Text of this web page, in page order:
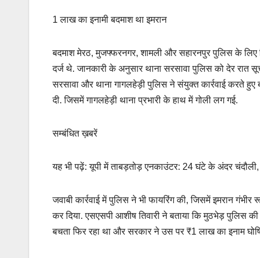
1 लाख का इनामी बदमाश था इमरान
बदमाश मेरठ, मुजफ्फरनगर, शामली और सहारनपुर पुलिस के
दर्ज थे. जानकारी के अनुसार थाना सरसावा पुलिस को देर रात
सरसावा और थाना गागलहेड़ी पुलिस ने संयुक्त कार्रवाई करते
दी. जिसमें गागलहेड़ी थाना प्रभारी के हाथ में गोली लग गई.
सम्बंधित ख़बरें
यह भी पढ़ें: यूपी में ताबड़तोड़ एनकाउंटर: 24 घंटे के अंदर
जवाबी कार्रवाई में पुलिस ने भी फायरिंग की, जिसमें इमरान
कर दिया. एसएसपी आशीष तिवारी ने बताया कि मुठभेड़ पुलिस
बचता फिर रहा था और सरकार ने उस पर ₹1 लाख का इनाम